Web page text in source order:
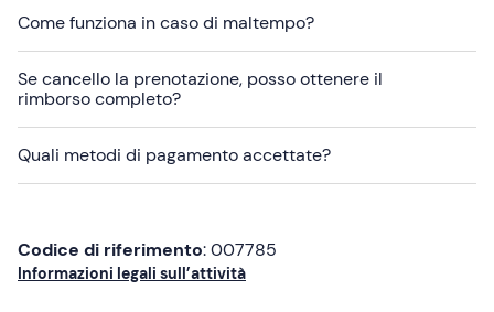
L'imbarcazione viene consegnata con il serbatoio pieno;
ilcarburanteverrà pagato al rientro in porto in base al
consumo effettivo.
Abbigliamento consigliato
Non dimenticare di portare
Telo mare
Come funziona in caso di maltempo?
Se cancello la prenotazione, posso ottenere il
rimborso completo?
Quali metodi di pagamento accettate?
Codice di riferimento: 007785
Informazioni legali sull’attività